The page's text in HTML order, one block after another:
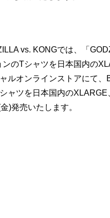
vs. KONGでは、「
のTシャツを日本国内の
ルオンラインストアにて、
ャツを日本国内の
)発売いたします。